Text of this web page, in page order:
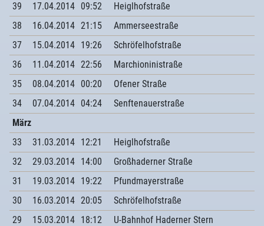
39
17.04.2014 09:52
Heiglhofstraße
38
16.04.2014 21:15
Ammerseestraße
37
15.04.2014 19:26
Schröfelhofstraße
36
11.04.2014 22:56
Marchioninistraße
35
08.04.2014 00:20
Ofener Straße
34
07.04.2014 04:24
Senftenauerstraße
März
33
31.03.2014 12:21
Heiglhofstraße
32
29.03.2014 14:00
Großhaderner Straße
31
19.03.2014 19:22
Pfundmayerstraße
30
16.03.2014 20:05
Schröfelhofstraße
29
15.03.2014 18:12
U-Bahnhof Haderner Stern